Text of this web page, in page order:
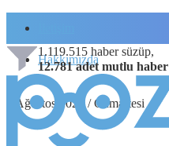
Hakkımızda
8 Ağustos 2026 / Cumartesi
1.119.515 haber süzüp,
12.781 adet mutlu haber